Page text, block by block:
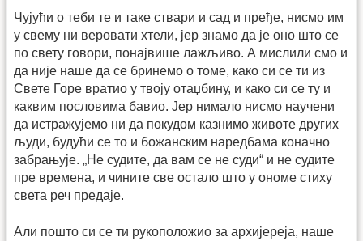
Чујући о теби те и таке ствари и сад и пређе, нисмо им
у свему ни веровати хтели, јер знамо да је оно што се
по свету говори, понајвише лажљиво. А мислили смо и
да није наше да се бринемо о томе, како си се ти из
Свете Горе вратио у твоју отаџбину, и како си се ту и
каквим пословима бавио. Јер нимало нисмо научени
да истражујемо ни да покудом казнимо животе других
људи, будући се то и божанским наредбама коначно
забрањује. „Не судите, да вам се не суди“ и не судите
пре времена, и чините све остало што у ономе стиху
света реч предаје.
Али пошто си се ти рукоположио за архијереја, наше